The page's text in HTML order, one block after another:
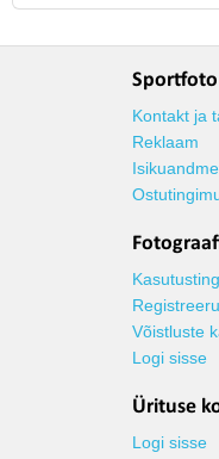
Sportfoto
Kontakt ja
Reklaam
Võistluste
Logi sisse
Ürituse
Logi sisse